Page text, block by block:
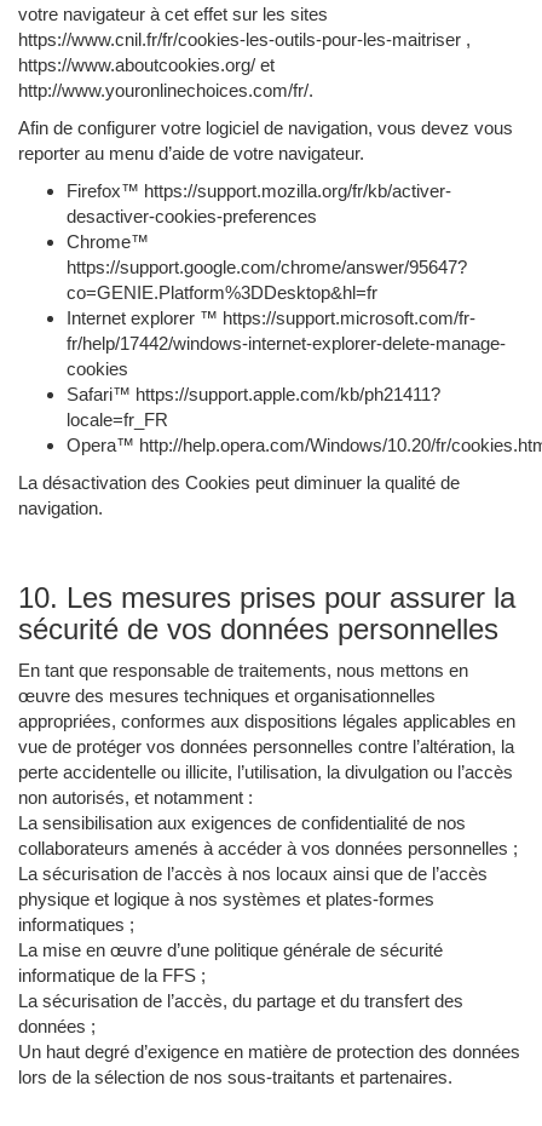
votre navigateur à cet effet sur les sites
https://www.cnil.fr/fr/cookies-les-outils-pour-les-maitriser ,
https://www.aboutcookies.org/ et
http://www.youronlinechoices.com/fr/.
Afin de configurer votre logiciel de navigation, vous devez vous
reporter au menu d’aide de votre navigateur.
Firefox™ https://support.mozilla.org/fr/kb/activer-
desactiver-cookies-preferences
Chrome™
https://support.google.com/chrome/answer/95647?
co=GENIE.Platform%3DDesktop&hl=fr
Internet explorer ™ https://support.microsoft.com/fr-
fr/help/17442/windows-internet-explorer-delete-manage-
cookies
Safari™ https://support.apple.com/kb/ph21411?
locale=fr_FR
Opera™ http://help.opera.com/Windows/10.20/fr/
La désactivation des Cookies peut diminuer la qualité de
navigation.
10. Les mesures prises pour assurer la
sécurité de vos données personnelles
En tant que responsable de traitements, nous mettons en
œuvre des mesures techniques et organisationnelles
appropriées, conformes aux dispositions légales applicables en
vue de protéger vos données personnelles contre l’altération, la
perte accidentelle ou illicite, l’utilisation, la divulgation ou l’accès
non autorisés, et notamment :
La sensibilisation aux exigences de confidentialité de nos
collaborateurs amenés à accéder à vos données personnelles ;
La sécurisation de l’accès à nos locaux ainsi que de l’accès
physique et logique à nos systèmes et plates-formes
informatiques ;
La mise en œuvre d’une politique générale de sécurité
informatique de la FFS ;
La sécurisation de l’accès, du partage et du transfert des
données ;
Un haut degré d’exigence en matière de protection des données
lors de la sélection de nos sous-traitants et partenaires.